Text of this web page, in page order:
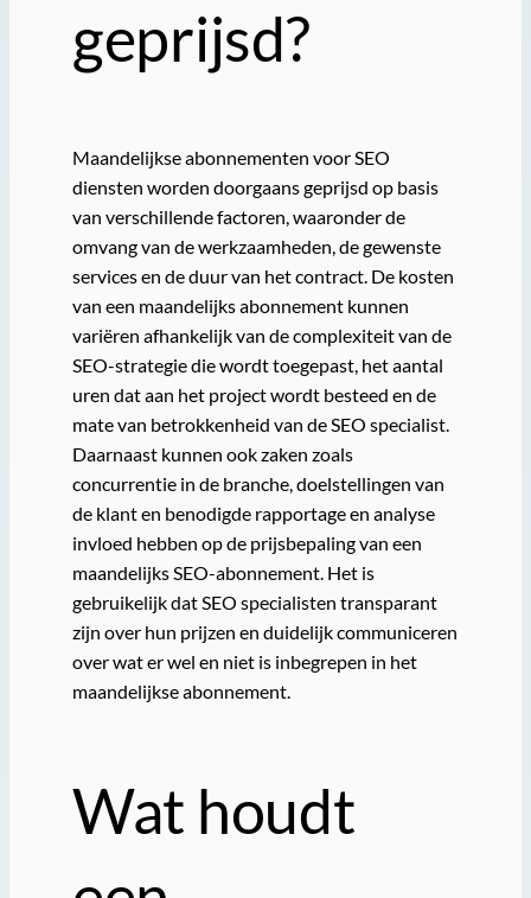
geprijsd?
Maandelijkse abonnementen voor SEO
diensten worden doorgaans geprijsd op basis
van verschillende factoren, waaronder de
omvang van de werkzaamheden, de gewenste
services en de duur van het contract. De kosten
van een maandelijks abonnement kunnen
variëren afhankelijk van de complexiteit van de
SEO-strategie die wordt toegepast, het aantal
uren dat aan het project wordt besteed en de
mate van betrokkenheid van de SEO specialist.
Daarnaast kunnen ook zaken zoals
concurrentie in de branche, doelstellingen van
de klant en benodigde rapportage en analyse
invloed hebben op de prijsbepaling van een
maandelijks SEO-abonnement. Het is
gebruikelijk dat SEO specialisten transparant
zijn over hun prijzen en duidelijk communiceren
over wat er wel en niet is inbegrepen in het
maandelijkse abonnement.
Wat houdt